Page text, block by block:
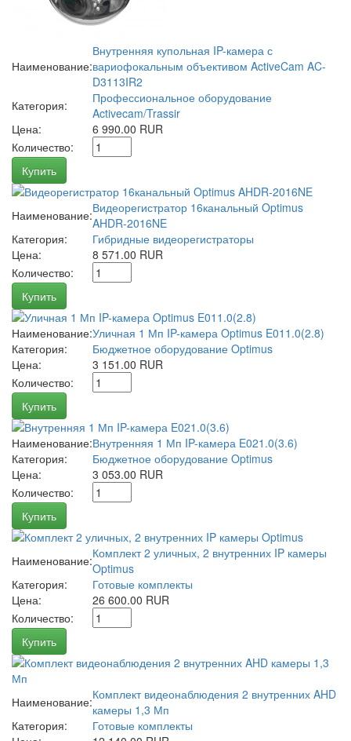
Наименование:
Внутренняя купольная IP-камера с
вариофокальным объективом ActiveCam AC-
D3113IR2
Категория:
Профессиональное оборудование
Activecam/Trassir
Цена:
6 990.00 RUR
Количество:
Купить
Наименование:Видеорегистратор 16канальный Optimus
AHDR-2016NE
Категория:
Гибридные видеорегистраторы
Цена:
8 571.00 RUR
Количество:
Купить
Наименование:Уличная 1 Мп IP-камера Optimus E011.0(2.8)
Категория:
Бюджетное оборудование Optimus
Цена:
3 151.00 RUR
Количество:
Купить
Наименование:Внутренняя 1 Мп IP-камера E021.0(3.6)
Категория:
Бюджетное оборудование Optimus
Цена:
3 053.00 RUR
Количество:
Купить
Наименование:Комплект 2 уличных, 2 внутренних IP камеры
Optimus
Категория:
Готовые комплекты
Цена:
26 600.00 RUR
Количество:
Купить
Наименование:Комплект видеонаблюдения 2 внутренних AHD
камеры 1,3 Мп
Категория:
Готовые комплекты